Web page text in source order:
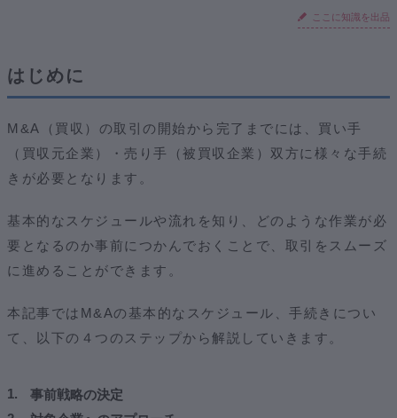
ここに知識を出品
はじめに
M&A（買収）の取引の開始から完了までには、買い手
（買収元企業）・売り手（被買収企業）双方に様々な手続
きが必要となります。
基本的なスケジュールや流れを知り、どのような作業が必
要となるのか事前につかんでおくことで、取引をスムーズ
に進めることができます。
本記事ではM&Aの基本的なスケジュール、手続きについ
て、以下の４つのステップから解説していきます。
事前戦略の決定